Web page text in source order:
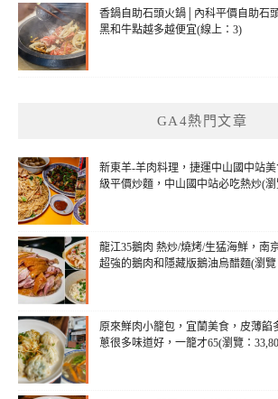
香鍋自助石頭火鍋│內科平價自助石
黑和牛點越多越便宜(線上：3)
GA4熱門文章
新東羊-羊肉料理，捷運中山國中站
級平價炒麵，中山國中站必吃熱炒(瀏
龍江35鵝肉 熱炒/燒烤/生猛海鮮，南
超強的鵝肉和隱藏版鵝油烏醋麵(瀏覽
原來鮮肉小籠包，宜蘭美食，皮薄餡
蔥很多味道好，一籠才65(瀏覽：